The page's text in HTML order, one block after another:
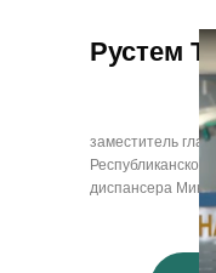
заместитель
диспансера
Рустем